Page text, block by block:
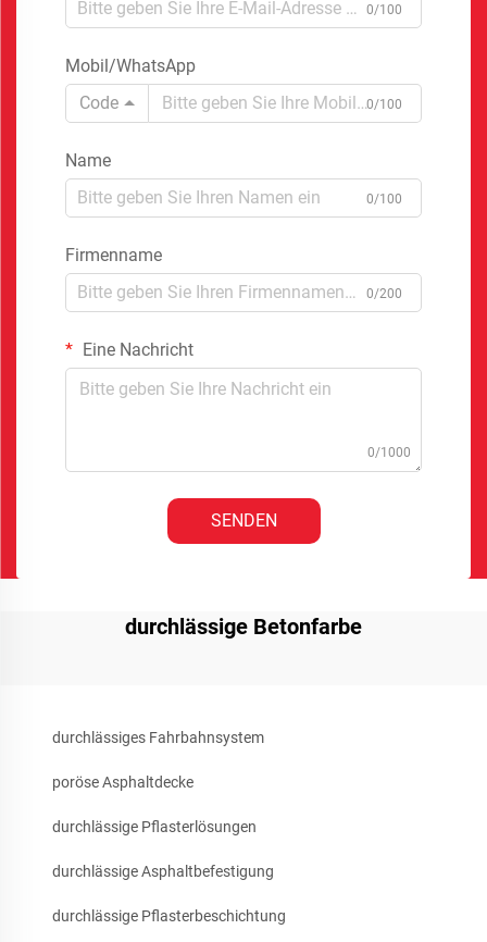
0/100
Mobil/WhatsApp
Code
0/100
Name
0/100
Firmenname
0/200
Eine Nachricht
0/1000
SENDEN
durchlässige Betonfarbe
durchlässiges Fahrbahnsystem
poröse Asphaltdecke
durchlässige Pflasterlösungen
durchlässige Asphaltbefestigung
durchlässige Pflasterbeschichtung